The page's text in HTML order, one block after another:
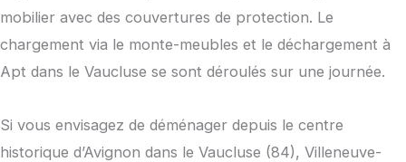
mobilier avec des couvertures de protection. Le
chargement via le monte-meubles et le déchargement à
Apt dans le Vaucluse se sont déroulés sur une journée.
Si vous envisagez de déménager depuis le centre
historique d’Avignon dans le Vaucluse (84), Villeneuve-